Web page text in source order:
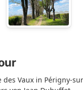
des Vaux in Périgny-